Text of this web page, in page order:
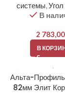
системы,
В
2 783,00
В
Альта-
82мм Элит